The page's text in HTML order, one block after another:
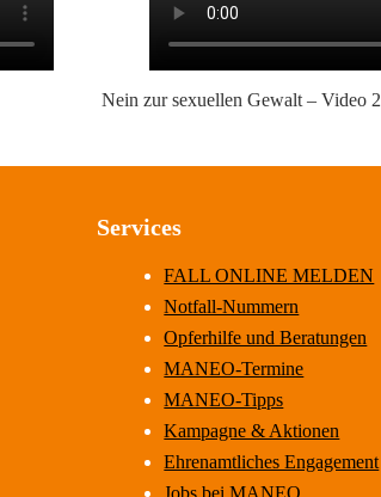
Nein zur sexuellen Gewalt – Video 2
Services
FALL ONLINE MELDEN
Notfall-Nummern
Opferhilfe und Beratungen
MANEO-Termine
MANEO-Tipps
Kampagne & Aktionen
Ehrenamtliches Engagement